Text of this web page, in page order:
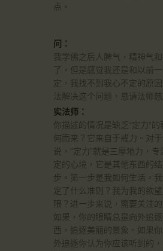
点。
问：
我学佛之后人脾气，精神气
了，但是感觉我还是和以前
定，我找不到我心不定的原
法解决这个问题，恳请法师慈
实法师：
你描述的情况是缺乏“定力”的
何而来？它来自于戒力。对
说，“定力”就是三摩地力，
定的心境，它是其他东西的
步。第一步是我如何生活。
定了什么准则？我为我的欲
限？进一步来说，需要关注的
如果，你的眼睛总是向外追
西，追逐美丽的景象。如果
外追逐你认为你应该听到的